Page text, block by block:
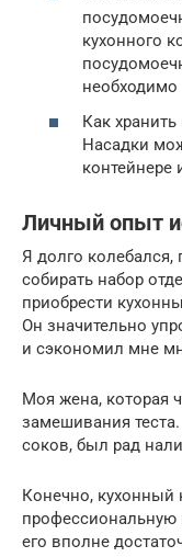
кухонного
необходимо
Как
Насадки
контейнере
Личный опыт
Я долго
собирать набор
приобрести
Он значительно
и сэкономил мне
Моя жена, которая
замешивания
соков, был рад
Конечно, кухонный
его вполне